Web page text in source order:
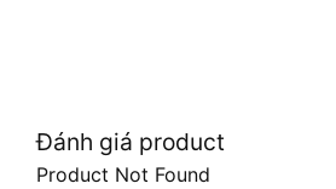
Đánh giá product
Product Not Found